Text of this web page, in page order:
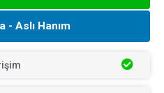
- Aslı Hanım